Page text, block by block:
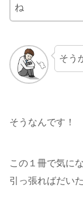
ね
そう
そうなんです！
この１冊で気に
引っ張ればだい